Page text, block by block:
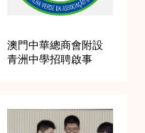
澳門中華總商會附設
青洲中學招聘啟事